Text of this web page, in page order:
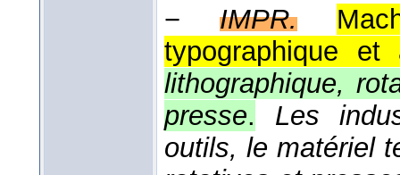
− IMPR.
typographique
lithographique,
presse.
Les
outils, le matériel